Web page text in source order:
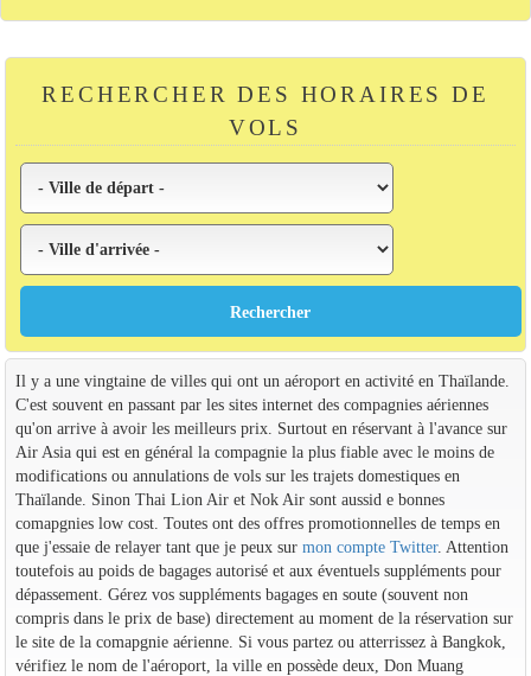
RECHERCHER DES HORAIRES DE
VOLS
Il y a une vingtaine de villes qui ont un aéroport en activité en Thaïlande.
C'est souvent en passant par les sites internet des compagnies aériennes
qu'on arrive à avoir les meilleurs prix. Surtout en réservant à l'avance sur
Air Asia qui est en général la compagnie la plus fiable avec le moins de
modifications ou annulations de vols sur les trajets domestiques en
Thaïlande. Sinon Thai Lion Air et Nok Air sont aussid e bonnes
comapgnies low cost. Toutes ont des offres promotionnelles de temps en
que j'essaie de relayer tant que je peux sur mon compte Twitter. Attention
toutefois au poids de bagages autorisé et aux éventuels suppléments pour
dépassement. Gérez vos suppléments bagages en soute (souvent non
compris dans le prix de base) directement au moment de la réservation sur
le site de la comapgnie aérienne. Si vous partez ou atterrissez à Bangkok,
vérifiez le nom de l'aéroport, la ville en possède deux, Don Muang